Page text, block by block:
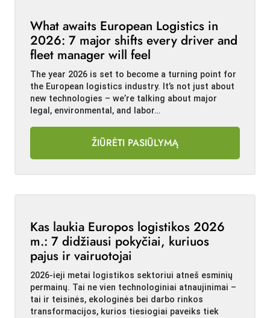
What awaits European Logistics in
2026: 7 major shifts every driver and
fleet manager will feel
The year 2026 is set to become a turning point for
the European logistics industry. It’s not just about
new technologies – we’re talking about major
legal, environmental, and labor…
ŽIŪRĖTI PASIŪLYMĄ
Kas laukia Europos logistikos 2026
m.: 7 didžiausi pokyčiai, kuriuos
pajus ir vairuotojai
2026-ieji metai logistikos sektoriui atneš esminių
permainų. Tai ne vien technologiniai atnaujinimai –
tai ir teisinės, ekologinės bei darbo rinkos
transformacijos, kurios tiesiogiai paveiks tiek